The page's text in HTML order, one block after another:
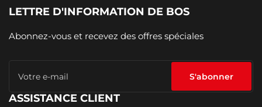
LETTRE D'INFORMATION DE BOS
Abonnez-vous et recevez des offres spéciales
S'abonner
ASSISTANCE CLIENT